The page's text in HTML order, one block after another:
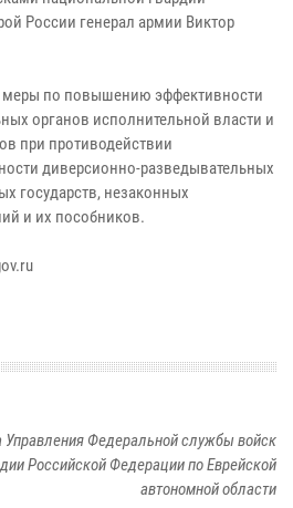
России генерал армии Виктор
меры по повышению эффективности
органов исполнительной власти и
при противодействии
диверсионно-разведывательных
государств, незаконных
и их пособников.
Федеральной службы войск
Российской Федерации по Еврейской
автономной области